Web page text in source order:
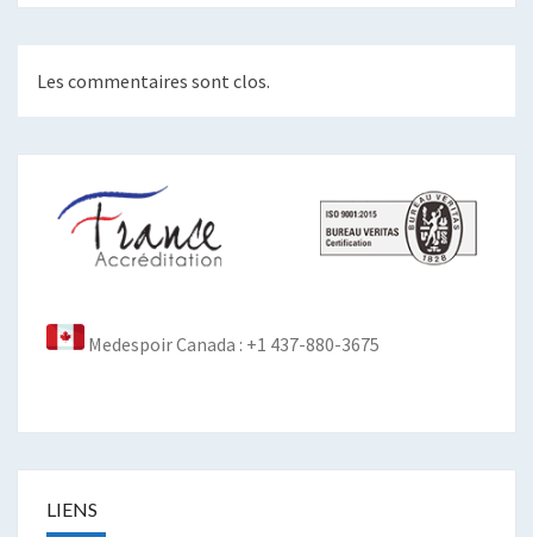
Les commentaires sont clos.
Medespoir Canada : +1 437-880-3675
LIENS